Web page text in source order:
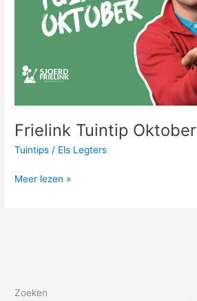
Frielink Tuintip Oktober
Tuintips / Els Legters
Meer lezen »
Zoeken